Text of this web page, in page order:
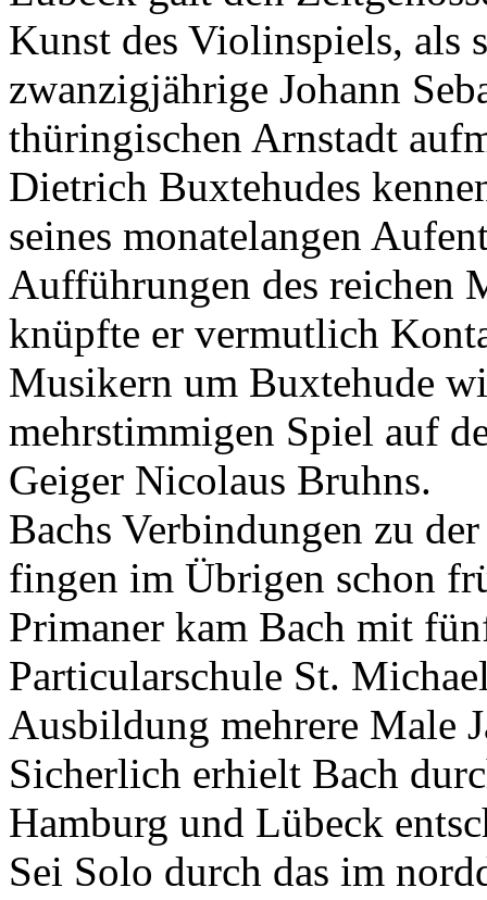
Kunst des Violinspiels, als
zwanzigjährige Johann
thüringischen Arnstadt
Dietrich Buxtehudes
seines monatelangen
Aufführungen des reichen
knüpfte er vermutlich
Musikern um Buxtehude
mehrstimmigen Spiel auf
Geiger Nicolaus Bruhns.
Bachs Verbindungen zu
fingen im Übrigen schon
Primaner kam Bach mit
Particularschule St.
Ausbildung mehrere Male
Sicherlich erhielt Bach
Hamburg und Lübeck
Sei Solo durch das im